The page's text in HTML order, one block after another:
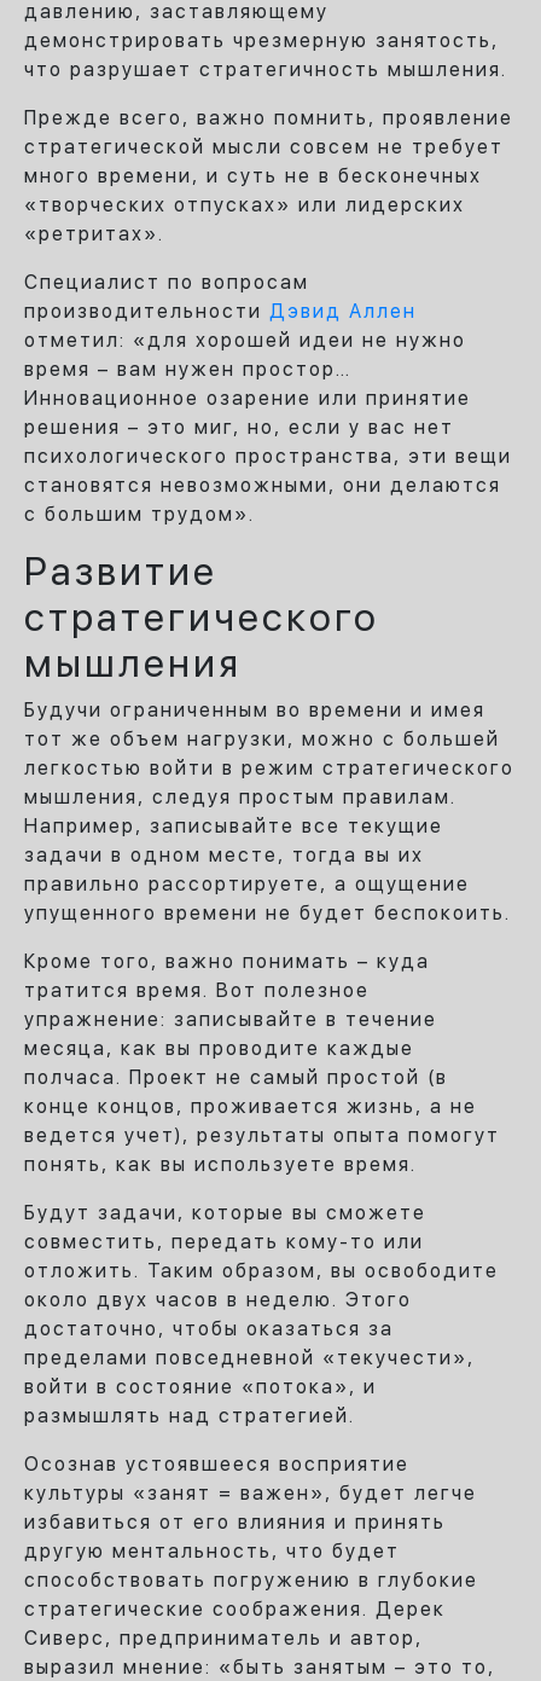
давлению, заставляющему
демонстрировать чрезмерную занятость,
что разрушает стратегичность мышления.
Прежде всего, важно помнить, проявление
стратегической мысли совсем не требует
много времени, и суть не в бесконечных
«творческих отпусках» или лидерских
«ретритах».
Специалист по вопросам
производительности Дэвид Аллен
отметил: «для хорошей идеи не нужно
время – вам нужен простор…
Инновационное озарение или принятие
решения – это миг, но, если у вас нет
психологического пространства, эти вещи
становятся невозможными, они делаются
с большим трудом».
Развитие
стратегического
мышления
Будучи ограниченным во времени и имея
тот же объем нагрузки, можно с большей
легкостью войти в режим стратегического
мышления, следуя простым правилам.
Например, записывайте все текущие
задачи в одном месте, тогда вы их
правильно рассортируете, а ощущение
упущенного времени не будет беспокоить.
Кроме того, важно понимать – куда
тратится время. Вот полезное
упражнение: записывайте в течение
месяца, как вы проводите каждые
полчаса. Проект не самый простой (в
конце концов, проживается жизнь, а не
ведется учет), результаты опыта помогут
понять, как вы используете время.
Будут задачи, которые вы сможете
совместить, передать кому-то или
отложить. Таким образом, вы освободите
около двух часов в неделю. Этого
достаточно, чтобы оказаться за
пределами повседневной «текучести»,
войти в состояние «потока», и
размышлять над стратегией.
Осознав устоявшееся восприятие
культуры «занят = важен», будет легче
избавиться от его влияния и принять
другую ментальность, что будет
способствовать погружению в глубокие
стратегические соображения. Дерек
Сиверс, предприниматель и автор,
выразил мнение: «быть занятым – это то,